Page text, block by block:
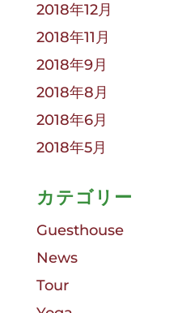
2018年12月
2018年11月
2018年9月
2018年8月
2018年6月
2018年5月
カテゴリー
Guesthouse
News
Tour